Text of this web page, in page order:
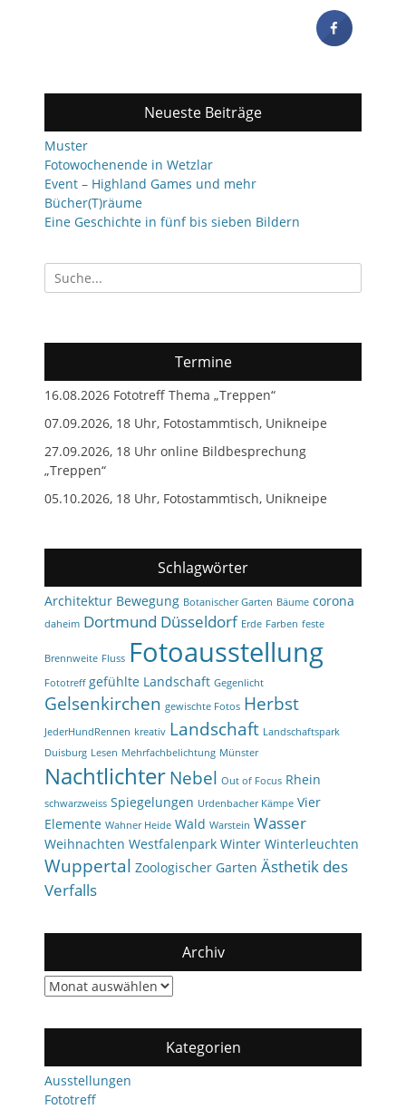
Neueste Beiträge
Muster
Fotowochenende in Wetzlar
Event – Highland Games und mehr
Bücher(T)räume
Eine Geschichte in fünf bis sieben Bildern
Suchen
nach:
Termine
16.08.2026 Fototreff Thema „Treppen“
07.09.2026, 18 Uhr, Fotostammtisch, Unikneipe
27.09.2026, 18 Uhr online Bildbesprechung
„Treppen“
05.10.2026, 18 Uhr, Fotostammtisch, Unikneipe
Schlagwörter
Architektur Bewegung Botanischer Garten Bäume corona
daheim Dortmund Düsseldorf Erde Farben feste
Brennweite Fluss Fotoausstellung
Fototreff gefühlte Landschaft Gegenlicht
Gelsenkirchen gewischte Fotos Herbst
JederHundRennen kreativ Landschaft Landschaftspark
Duisburg Lesen Mehrfachbelichtung Münster
NachtlichterNebel Out of Focus Rhein
schwarzweiss Spiegelungen Urdenbacher Kämpe Vier
Elemente Wahner Heide Wald Warstein Wasser
Weihnachten Westfalenpark Winter Winterleuchten
Wuppertal Zoologischer Garten Ästhetik des
Verfalls
Archiv
Archiv
Kategorien
Ausstellungen
Fototreff